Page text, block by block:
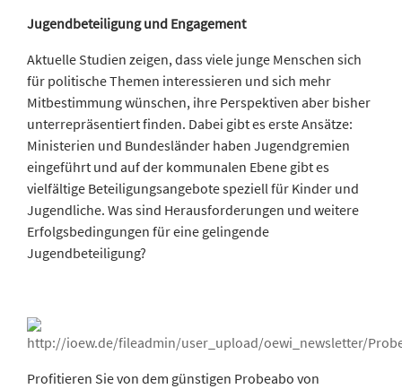
Jugendbeteiligung und Engagement
Aktuelle Studien zeigen, dass viele junge Menschen sich
für politische Themen interessieren und sich mehr
Mitbestimmung wünschen, ihre Perspektiven aber bisher
unterrepräsentiert finden. Dabei gibt es erste Ansätze:
Ministerien und Bundesländer haben Jugendgremien
eingeführt und auf der kommunalen Ebene gibt es
vielfältige Beteiligungsangebote speziell für Kinder und
Jugendliche. Was sind Herausforderungen und weitere
Erfolgsbedingungen für eine gelingende
Jugendbeteiligung?
Profitieren Sie von dem günstigen Probeabo von